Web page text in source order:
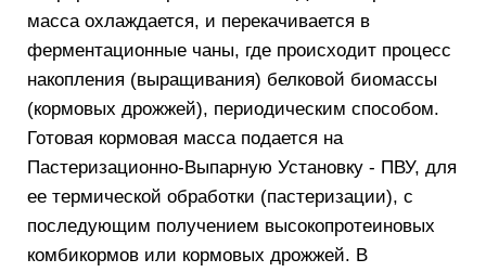
масса охлаждается, и перекачивается в
ферментационные чаны, где происходит процесс
накопления (выращивания) белковой биомассы
(кормовых дрожжей), периодическим способом.
Готовая кормовая масса подается на
Пастеризационно-Выпарную Установку - ПВУ, для
ее термической обработки (пастеризации), с
последующим получением высокопротеиновых
комбикормов или кормовых дрожжей. В